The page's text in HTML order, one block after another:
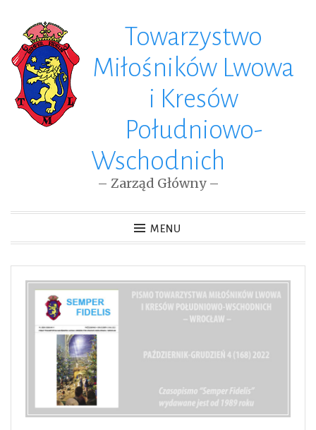
content
Towarzystwo
Miłośników Lwowa
i Kresów
Południowo-
Wschodnich
– Zarząd Główny –
MENU